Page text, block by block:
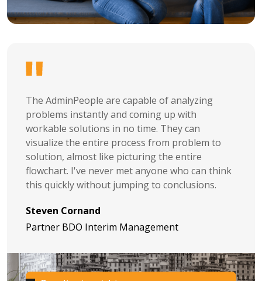
The AdminPeople are capable of analyzing
problems instantly and coming up with
workable solutions in no time. They can
visualize the entire process from problem to
solution, almost like picturing the entire
flowchart. I've never met anyone who can think
this quickly without jumping to conclusions.
Steven Cornand
Partner BDO Interim Management